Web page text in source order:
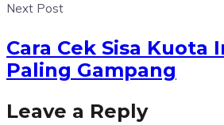
Next Post
Cara Cek Sisa Kuota
Paling Gampang
Leave a Reply